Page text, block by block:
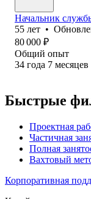
Начальник
55 лет •
80 000 ₽
Общий опыт
34 года 7 месяцев
Быстрые
Проектная
Частичная
Полная
Вахтовый
Корпоративная